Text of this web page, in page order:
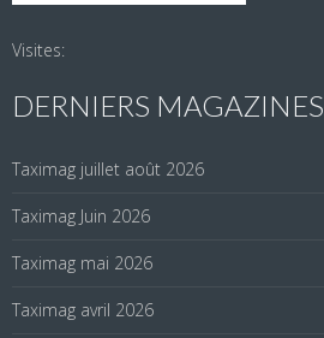
Visites:
DERNIERS MAGAZINES
Taximag juillet août 2026
Taximag Juin 2026
Taximag mai 2026
Taximag avril 2026